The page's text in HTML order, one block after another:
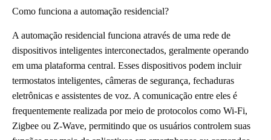
Como funciona a automação residencial?
A automação residencial funciona através de uma rede de
dispositivos inteligentes interconectados, geralmente operando
em uma plataforma central. Esses dispositivos podem incluir
termostatos inteligentes, câmeras de segurança, fechaduras
eletrônicas e assistentes de voz. A comunicação entre eles é
frequentemente realizada por meio de protocolos como Wi-Fi,
Zigbee ou Z-Wave, permitindo que os usuários controlem suas